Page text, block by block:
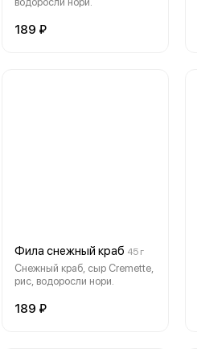
189 ₽
Фила снежный краб 45 г
Снежный краб, сыр Cremette,
рис, водоросли нори.
189 ₽